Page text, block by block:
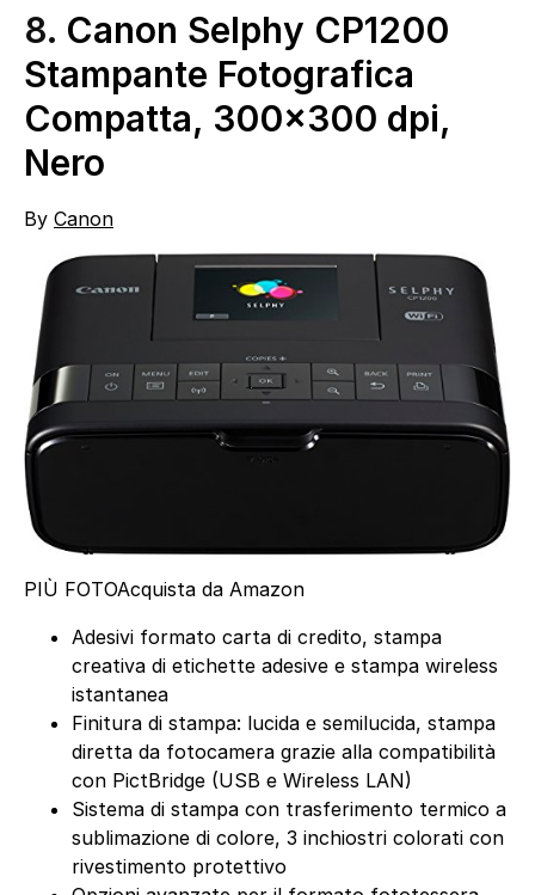
8. Canon Selphy CP1200
Stampante Fotografica
Compatta, 300×300 dpi,
Nero
By Canon
PIÙ FOTOAcquista da Amazon
Adesivi formato carta di credito, stampa
creativa di etichette adesive e stampa wireless
istantanea
Finitura di stampa: lucida e semilucida, stampa
diretta da fotocamera grazie alla compatibilità
con PictBridge (USB e Wireless LAN)
Sistema di stampa con trasferimento termico a
sublimazione di colore, 3 inchiostri colorati con
rivestimento protettivo